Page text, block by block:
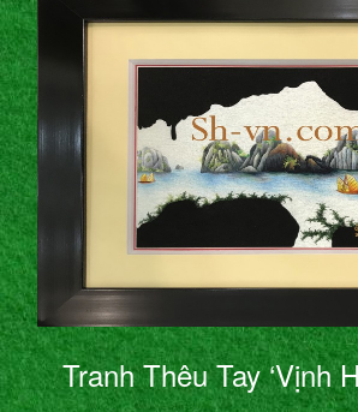
Tranh Thêu Tay ‘Vịnh